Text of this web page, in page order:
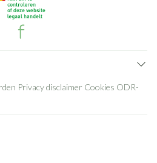
Privacy disclaimer Cookies ODR-